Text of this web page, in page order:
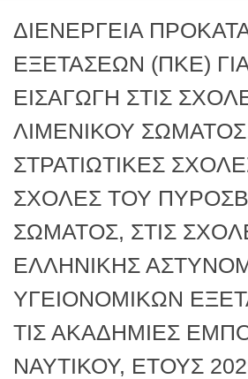
ΔΙΕΝΈΡΓΕΙΑ
ΕΞΕΤΆΣΕΩΝ (ΠΚΕ)
ΕΙΣΑΓΩΓΉ ΣΤΙΣ
ΛΙΜΕΝΙΚΟΎ
ΣΤΡΑΤΙΩΤΙΚΈΣ
ΣΧΟΛΈΣ ΤΟΥ
ΣΏΜΑΤΟΣ, ΣΤΙΣ
ΕΛΛΗΝΙΚΉΣ
ΥΓΕΙΟΝΟΜΙΚΏΝ
ΤΙΣ ΑΚΑΔΗΜΊΕΣ
ΝΑΥΤΙΚΟΎ, ΈΤΟΥΣ